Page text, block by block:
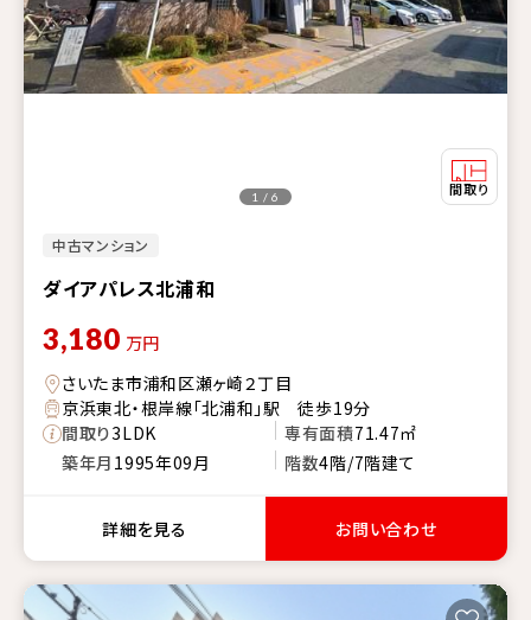
中古マンション
ダイアパレス北浦和
1 / 6
3,180 万円
さいたま市浦和区瀬ヶ崎２丁目
京浜東北・根岸線「北浦和」駅 徒歩19分
間取り3LDK 専有面積71.47㎡
築年月 1995年09月 階数4階/7階建て
詳細を見る お問い合わせ